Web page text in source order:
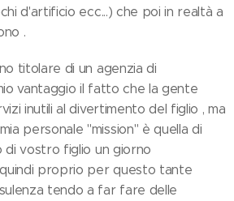
d'artificio ecc...) che poi in realtà a
.
titolare di un agenzia di
vantaggio il fatto che la gente
inutili al divertimento del figlio , ma
personale "mission" è quella di
di vostro figlio un giorno
quindi proprio per questo tante
tendo a far fare delle